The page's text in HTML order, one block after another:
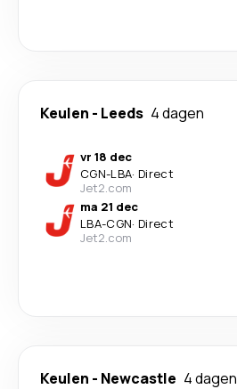
Keulen - Leeds 4 dagen
vr 18 dec
CGN-LBA· Direct
Jet2.com
ma 21 dec
LBA-CGN· Direct
Jet2.com
Keulen - Newcastle 4 dagen